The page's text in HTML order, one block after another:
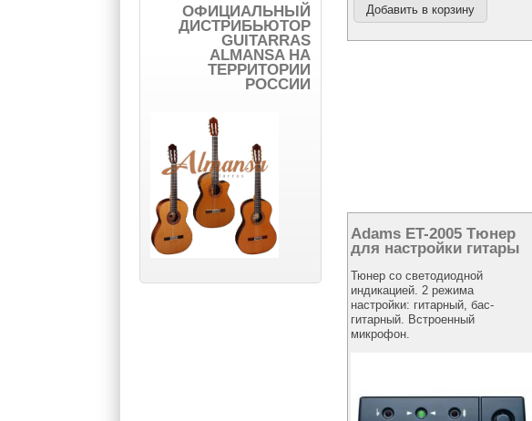
ОФИЦИАЛЬНЫЙ
ДИСТРИБЬЮТОР
GUITARRAS
ALMANSA НА
ТЕРРИТОРИИ
РОССИИ
Adams ET-2005 Тюнер
для настройки гитары
Тюнер со светодиодной
индикацией. 2 режима
настройки: гитарный, бас-
гитарный. Встроенный
микрофон.